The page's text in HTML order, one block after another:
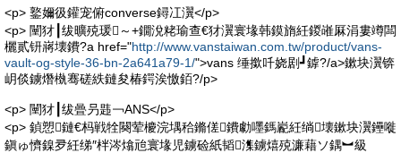
<p> 鐜嬭彶鑵宠俯converse鐞冮瀷</p>
<p> 闉犲┃绂曠殑瑗～+鐗涗粩瑜查€犲瀷寰堟韩鏌旓紝鍐嶉厤涓婁竴闆
欐贰钘嶈壊鐨?a href="http://www.vanstaiwan.com.tw/product/vans-
vault-og-style-36-bn-2a641a79-1/">vans 缍撳吀娆剧┛鎼?/a>鏉块瀷锛
岄倓鐪熸槸骞磋紩鏈夋椿鍔涘憿銆?/p>
<p> 闉犲┃绂曡叧韪￢ANS</p>
<p> 鍞愬鏈€杩戦牷闋荤櫦浣堣秴鏅傞鐨勮嚜鎷嶏紝绱壊鏉块瀷鑸嘥
鎭ゅ懠鎳夛紝绨″柈涔熻兘寰堟児鐪硷紙韬潗鐪熺殑濂藉ソ鍝︼級